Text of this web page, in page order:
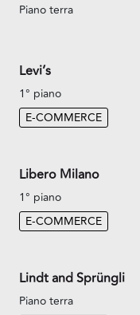
Piano terra
Levi’s
1° piano
E-COMMERCE
Libero Milano
1° piano
E-COMMERCE
Lindt and Sprüngli
Piano terra